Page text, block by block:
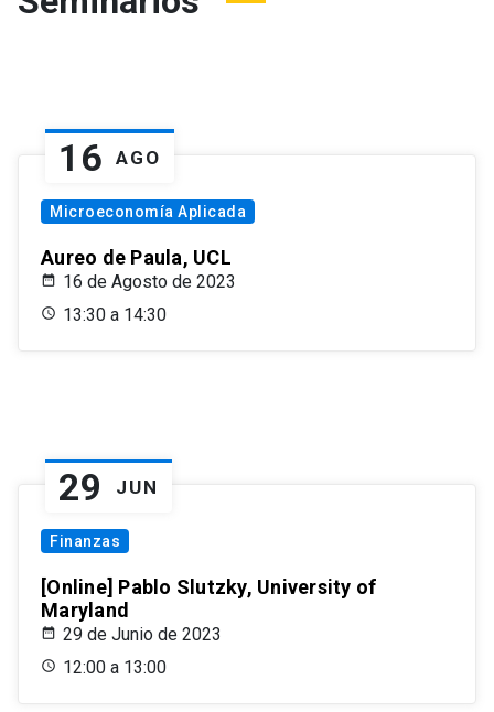
16 AGO
Microeconomía Aplicada
Aureo de Paula, UCL
16 de Agosto de 2023
13:30 a 14:30
29 JUN
Finanzas
[Online] Pablo Slutzky, University of
Maryland
29 de Junio de 2023
12:00 a 13:00